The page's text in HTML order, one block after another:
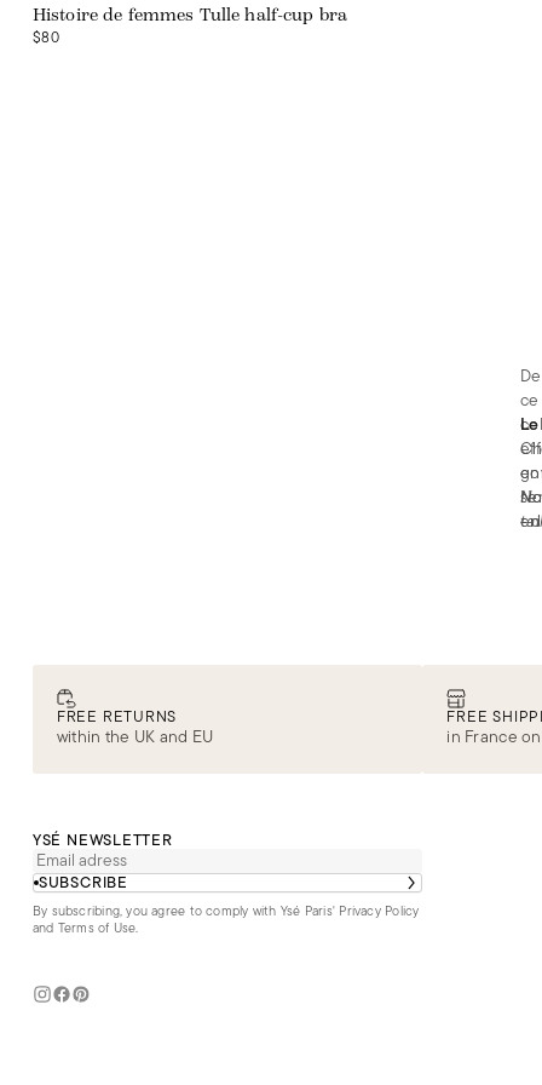
Histoire de femmes Tulle half-cup bra
$80
-
FREE RETURNS
within the UK and EU
FREE
in France
YSÉ NEWSLETTER
SUBSCRIBE
By subscribing, you agree to comply with Ysé Paris' Privacy Policy
and Terms of Use.